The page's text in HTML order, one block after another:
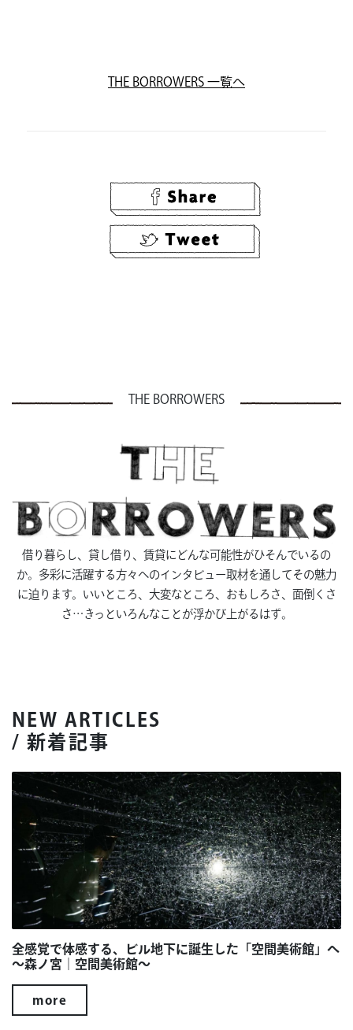
THE BORROWERS 一覧へ
THE BORROWERS
借り暮らし、貸し借り、賃貸にどんな可能性がひそんでいるの
か。多彩に活躍する方々へのインタビュー取材を通してその魅力
に迫ります。いいところ、大変なところ、おもしろさ、面倒くさ
さ…きっといろんなことが浮かび上がるはず。
NEW ARTICLES
/ 新着記事
全感覚で体感する、ビル地下に誕生した「空間美術館」へ
～森ノ宮｜空間美術館～
more